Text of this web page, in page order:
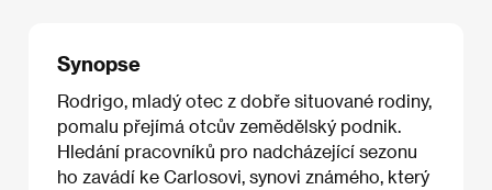
Synopse
Rodrigo, mladý otec z dobře situované rodiny,
pomalu přejímá otcův zemědělský podnik.
Hledání pracovníků pro nadcházející sezonu
ho zavádí ke Carlosovi, synovi známého, který